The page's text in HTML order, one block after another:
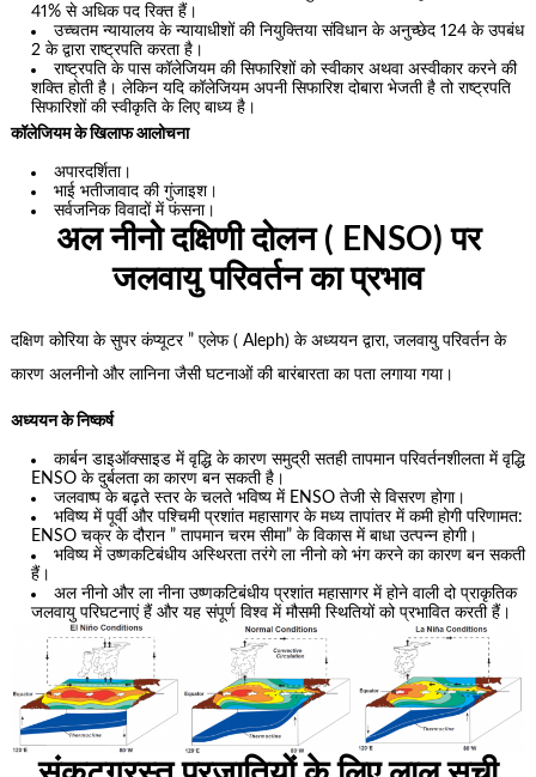
41% से अधिक पद रिक्त हैं।
उच्चतम न्यायालय के न्यायाधीशों की नियुक्तिया संविधान के अनुच्छेद 124 के उपबंध
2 के द्वारा राष्ट्रपति करता है।
राष्ट्रपति के पास कॉलेजियम की सिफारिशों को स्वीकार अथवा अस्वीकार करने की
शक्ति होती है। लेकिन यदि कॉलेजियम अपनी सिफारिश दोबारा भेजती है तो राष्ट्रपति
सिफारिशों की स्वीकृति के लिए बाध्य है।
कॉलेजियम के खिलाफ आलोचना
अपारदर्शिता।
भाई भतीजावाद की गुंजाइश।
सर्वजनिक विवादों में फंसना।
अल नीनो दक्षिणी दोलन ( ENSO) पर
जलवायु परिवर्तन का प्रभाव
दक्षिण कोरिया के सुपर कंप्यूटर ” एलेफ ( Aleph) के अध्ययन द्वारा, जलवायु परिवर्तन के
कारण अलनीनो और लानिना जैसी घटनाओं की बारंबारता का पता लगाया गया।
अध्ययन के निष्कर्ष
कार्बन डाइऑक्साइड में वृद्धि के कारण समुद्री सतही तापमान परिवर्तनशीलता में वृद्धि
ENSO के दुर्बलता का कारण बन सकती है।
जलवाष्प के बढ़ते स्तर के चलते भविष्य में ENSO तेजी से विसरण होगा।
भविष्य में पूर्वी और पश्चिमी प्रशांत महासागर के मध्य तापांतर में कमी होगी परिणामत:
ENSO चक्र के दौरान ” तापमान चरम सीमा” के विकास में बाधा उत्पन्न होगी।
भविष्य में उष्णकटिबंधीय अस्थिरता तरंगे ला नीनो को भंग करने का कारण बन सकती
हैं।
अल नीनो और ला नीना उष्णकटिबंधीय प्रशांत महासागर में होने वाली दो प्राकृतिक
जलवायु परिघटनाएं हैं और यह संपूर्ण विश्व में मौसमी स्थितियों को प्रभावित करती हैं।